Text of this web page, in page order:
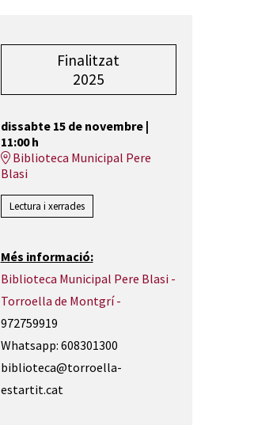
Finalitzat
2025
dissabte 15 de novembre|
11:00 h
Biblioteca Municipal Pere
Blasi
Lectura i xerrades
Més informació:
Biblioteca Municipal Pere Blasi -
Torroella de Montgrí -
972759919
Whatsapp: 608301300
biblioteca@torroella-
estartit.cat